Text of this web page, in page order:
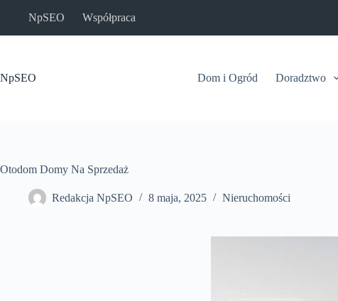
NpSEO Współpraca
NpSEO Dom i Ogród Doradztwo
Otodom Domy Na Sprzedaż
Redakcja NpSEO 8 maja, 2025 Nieruchomości